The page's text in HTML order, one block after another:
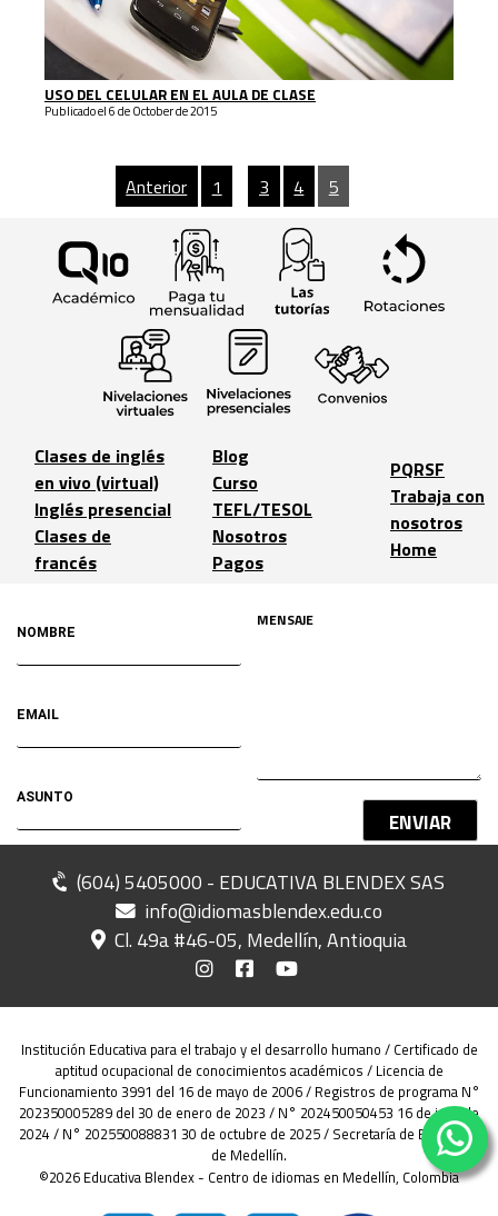
USO DEL CELULAR EN EL AULA DE CLASE
Publicado el 6 de October de 2015
Anterior 1 3 4 5
Clases de inglés
en vivo (virtual)
Inglés presencial
Clases de
francés
Blog
Curso
TEFL/TESOL
Nosotros
Pagos
PQRSF
Trabaja con
nosotros
Home
(604) 5405000 - EDUCATIVA BLENDEX SAS
info@idiomasblendex.edu.co
Cl. 49a #46-05, Medellín, Antioquia
ENVIAR
Institución Educativa para el trabajo y el desarrollo humano / Certificado de
aptitud ocupacional de conocimientos académicos / Licencia de
Funcionamiento 3991 del 16 de mayo de 2006 / Registros de programa N°
202350005289 del 30 de enero de 2023 / N° 202450050453 16 de julio de
2024 / N° 202550088831 30 de octubre de 2025 / Secretaría de Educación
de Medellín.
©2026 Educativa Blendex - Centro de idiomas en Medellín, Colombia